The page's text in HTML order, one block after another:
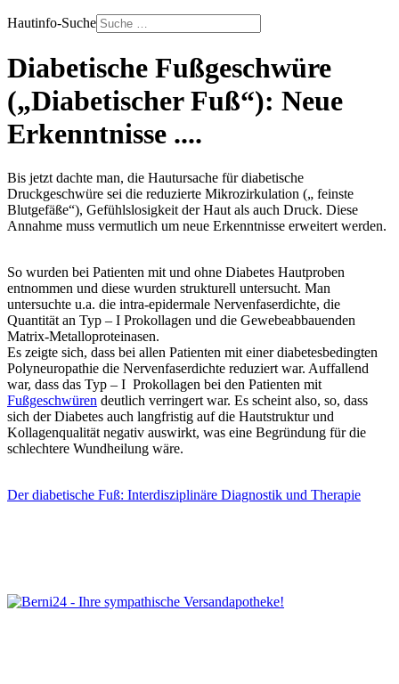
Hautinfo-Suche
Diabetische Fußgeschwüre
(„Diabetischer Fuß“): Neue
Erkenntnisse ....
Bis jetzt dachte man, die Hautursache für diabetische
Druckgeschwüre sei die reduzierte Mikrozirkulation („ feinste
Blutgefäße“), Gefühlslosigkeit der Haut als auch Druck. Diese
Annahme muss vermutlich um neue Erkenntnisse erweitert werden.
So wurden bei Patienten mit und ohne Diabetes Hautproben
entnommen und diese wurden strukturell untersucht. Man
untersuchte u.a. die intra-epidermale Nervenfaserdichte, die
Quantität an Typ – I Prokollagen und die Gewebeabbauenden
Matrix-Metalloproteinasen.
Es zeigte sich, dass bei allen Patienten mit einer diabetesbedingten
Polyneuropathie die Nervenfaserdichte reduziert war. Auffallend
war, dass das Typ – I Prokollagen bei den Patienten mit
Fußgeschwüren deutlich verringert war. Es scheint also, so, dass
sich der Diabetes auch langfristig auf die Hautstruktur und
Kollagenqualität negativ auswirkt, was eine Begründung für die
schlechtere Wundheilung wäre.
Der diabetische Fuß: Interdisziplinäre Diagnostik und Therapie